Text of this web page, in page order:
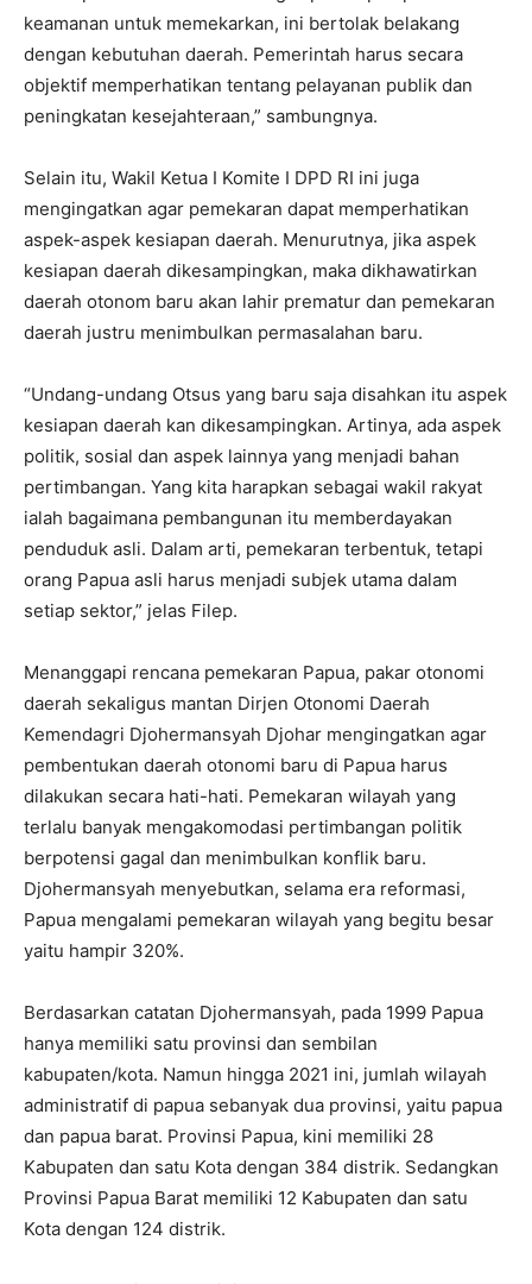
keamanan untuk memekarkan, ini bertolak belakang
dengan kebutuhan daerah. Pemerintah harus secara
objektif memperhatikan tentang pelayanan publik dan
peningkatan kesejahteraan,” sambungnya.
Selain itu, Wakil Ketua I Komite I DPD RI ini juga
mengingatkan agar pemekaran dapat memperhatikan
aspek-aspek kesiapan daerah. Menurutnya, jika aspek
kesiapan daerah dikesampingkan, maka dikhawatirkan
daerah otonom baru akan lahir prematur dan pemekaran
daerah justru menimbulkan permasalahan baru.
“Undang-undang Otsus yang baru saja disahkan itu aspek
kesiapan daerah kan dikesampingkan. Artinya, ada aspek
politik, sosial dan aspek lainnya yang menjadi bahan
pertimbangan. Yang kita harapkan sebagai wakil rakyat
ialah bagaimana pembangunan itu memberdayakan
penduduk asli. Dalam arti, pemekaran terbentuk, tetapi
orang Papua asli harus menjadi subjek utama dalam
setiap sektor,” jelas Filep.
Menanggapi rencana pemekaran Papua, pakar otonomi
daerah sekaligus mantan Dirjen Otonomi Daerah
Kemendagri Djohermansyah Djohar mengingatkan agar
pembentukan daerah otonomi baru di Papua harus
dilakukan secara hati-hati. Pemekaran wilayah yang
terlalu banyak mengakomodasi pertimbangan politik
berpotensi gagal dan menimbulkan konflik baru.
Djohermansyah menyebutkan, selama era reformasi,
Papua mengalami pemekaran wilayah yang begitu besar
yaitu hampir 320%.
Berdasarkan catatan Djohermansyah, pada 1999 Papua
hanya memiliki satu provinsi dan sembilan
kabupaten/kota. Namun hingga 2021 ini, jumlah wilayah
administratif di papua sebanyak dua provinsi, yaitu papua
dan papua barat. Provinsi Papua, kini memiliki 28
Kabupaten dan satu Kota dengan 384 distrik. Sedangkan
Provinsi Papua Barat memiliki 12 Kabupaten dan satu
Kota dengan 124 distrik.